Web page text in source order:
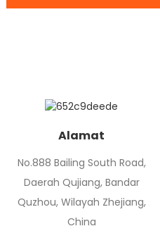
Alamat
No.888 Bailing South Road,
Daerah Qujiang, Bandar
Quzhou, Wilayah Zhejiang,
China